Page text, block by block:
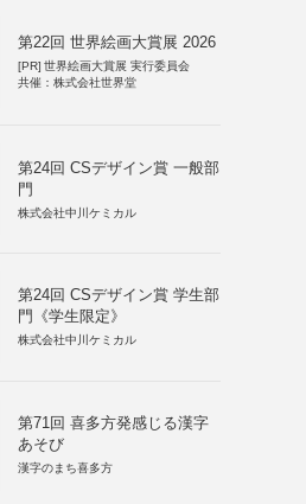
第22回 世界絵画大賞展 2026
[PR] 世界絵画大賞展 実行委員会
共催：株式会社世界堂
第24回 CSデザイン賞 一般部
門
株式会社中川ケミカル
第24回 CSデザイン賞 学生部
門《学生限定》
株式会社中川ケミカル
第71回 喜多方発感じる漢字
あそび
漢字のまち喜多方